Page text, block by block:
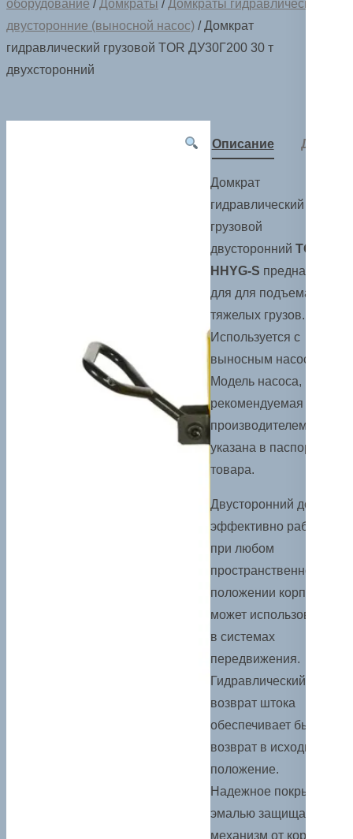
оборудование / Домкраты / Домкраты гидравлические ДУ
двусторонние (выносной насос) / Домкрат
гидравлический грузовой TOR ДУ30Г200 30 т
двухсторонний
Описание Детали
Домкрат
гидравлический
грузовой
двустороннийTOR
HHYG-S предназначен
для для подъема
тяжелых грузов.
Используется с
выносным насосом.
Модель насоса,
рекомендуемая
производителем,
указана в паспорте
товара.
Двусторонний домкрат
эффективно работает
при любом
пространственном
положении корпуса,
может использоваться
в системах
передвижения.
Гидравлический
возврат штока
обеспечивает быстрый
возврат в исходное
положение.
Надежное покрытие
эмалью защищает
механизм от коррозии.